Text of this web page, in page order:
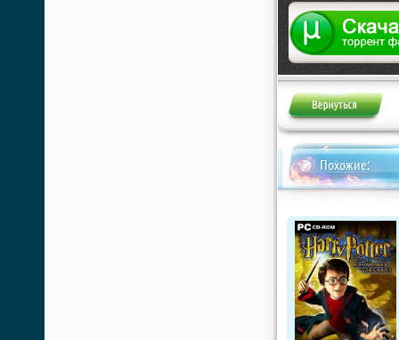
Жалоба
Похожие: